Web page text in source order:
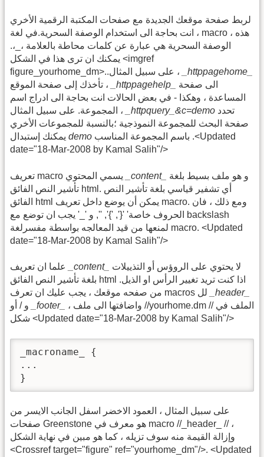
لربط صفحة موقعك الجديدة مع صفحات المكتبة الرقمية الأخري
، انت بحاجة الى استخدام الوصفة السحرية.في لغة macro هذه ،
الوصفة السحرية هي عبارة عن كلمات محاطة بالعلامة ،_،.
يمكنك ان ترى هذا في الشكل <imgref
figure_yourhome_dm>..على سبيل المثال ،
_httppagehome_
تأخذك إلى صفحة الموقع ،
_httppagehelp_
المساعدة ، وهكذا - في بعض الحالات انت بحاجة الى ادراج اسم
المجموعة. على سبيل المثال ،
_httpquery_&c=demo
صفحة البحث للمجموعة النموذجية ؛بالنسبة للمجموعات الأخري
demo
date="18-Mar-2008 by Kamal Salih"/>
_content_
تأشير النص الفائق html. أي تشفير قياسي بلغة تأشير النص
الفائق html يمكن أن يوضع داخل تعريف macro. ومع ذلك ، فان
الحروف خاصة' '{', '}', '', و '_' يجب ان توضع مع backslash
لمنعها من قيد المعالجه بواسطة مفسرلغة macro. <Updated
date="18-Mar-2008 by Kamal Salih"/>
_content_
بلغة تأشير النص الفائق html .اذا كنت تريد تغيير الرأس او الذيل
_header_
_footer_
، واضافتها الى ملف //yourhome.dm // الملف في
شكل <Updated date="18-Mar-2008 by Kamal Salih"/>
_macroname_ {
...
}
على سبيل المثال ، العمود الاخضر اسفل الجانب الايسر من
صفحات Greenstone هو معرف في macro //_header_ // ،
وإزالة القيمة منه سوف تزيله ، كما هو مبين في نهاية الشكل
<Crossref target="figure" ref="yourhome_dm"/>. <Updated